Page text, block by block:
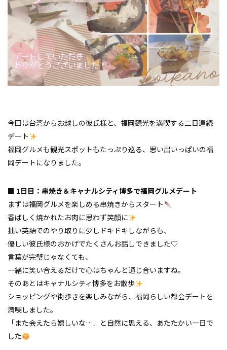
今回は台湾からお越しの彼氏様と、福岡観光を満喫する二日連続
デート
福岡グルメも観光スポットもたっぷり巡る、思い出いっぱいの福
岡デートになりました。
■ 1日目：串焼き＆キャナルシティ博多で福岡グルメデート
まずは福岡グルメを楽しめる串焼きからスタート
香ばしく焼かれたお肉に思わず笑顔に
拙い英語でのやり取りに少しドキドキしながらも、
優しい彼氏様のおかげでたくさんお話しできました♡
言葉が完璧じゃなくても、
一緒に笑い合えるだけで心はちゃんと通じ合いますね。
そのあとはキャナルシティ博多をお散歩
ショッピングや街歩きを楽しみながら、福岡らしい都会デートを
満喫しました。
「また会えたら嬉しいな…」と自然に思える、あたたかい一日で
した